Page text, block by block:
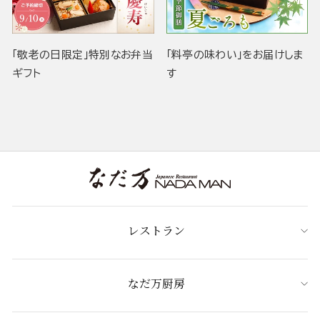
「敬老の日限定」特別なお弁当
ギフト
「料亭の味わい」をお届けしま
す
レストラン
なだ万厨房